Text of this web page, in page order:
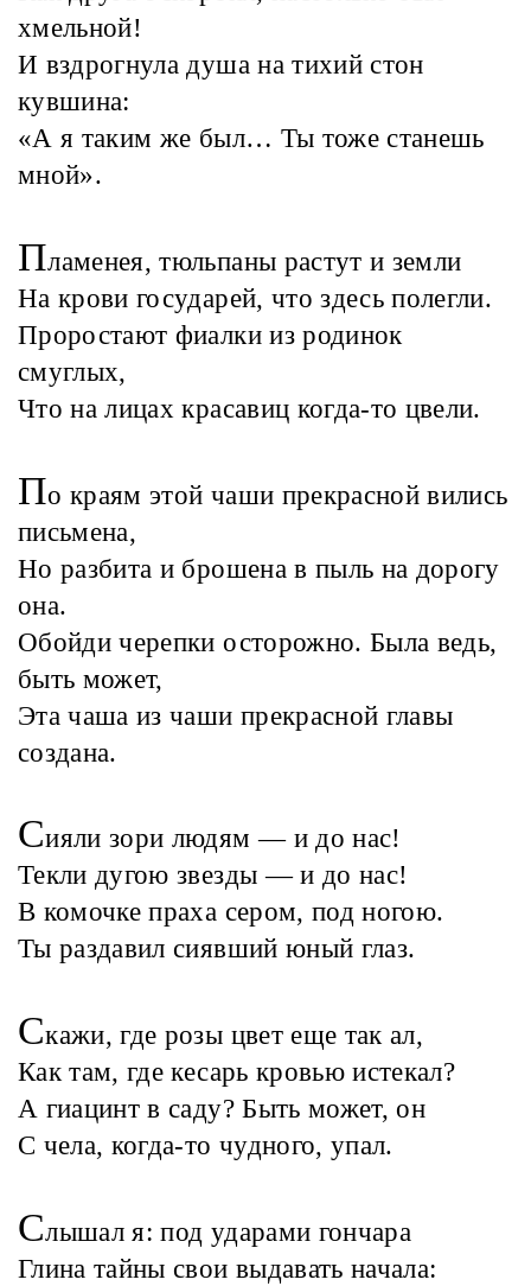
хмельной!
И вздрогнула душа на тихий стон
кувшина:
«А я таким же был… Ты тоже станешь
мной».
Пламенея, тюльпаны растут и земли
На крови государей, что здесь полегли.
Проростают фиалки из родинок
смуглых,
Что на лицах красавиц когда-то цвели.
По краям этой чаши прекрасной вились
письмена,
Но разбита и брошена в пыль на дорогу
она.
Обойди черепки осторожно. Была ведь,
быть может,
Эта чаша из чаши прекрасной главы
создана.
Сияли зори людям — и до нас!
Текли дугою звезды — и до нас!
В комочке праха сером, под ногою.
Ты раздавил сиявший юный глаз.
Скажи, где розы цвет еще так ал,
Как там, где кесарь кровью истекал?
А гиацинт в саду? Быть может, он
С чела, когда-то чудного, упал.
Слышал я: под ударами гончара
Глина тайны свои выдавать начала: